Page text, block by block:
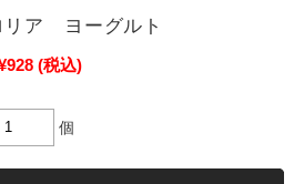
リア ヨーグルト
(税込)
個